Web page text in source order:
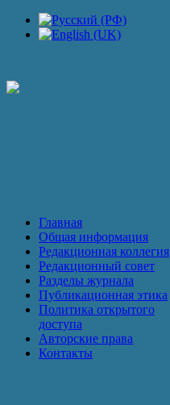
Главная
Общая информация
Редакционная коллегия
Редакционный совет
Разделы журнала
Публикационная этика
Политика открытого
доступа
Авторские права
Контакты